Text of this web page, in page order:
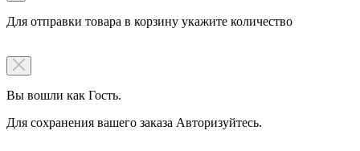
Для отправки товара в корзину укажите количество
Вы вошли как Гость.
Для сохранения вашего заказа Авторизуйтесь.